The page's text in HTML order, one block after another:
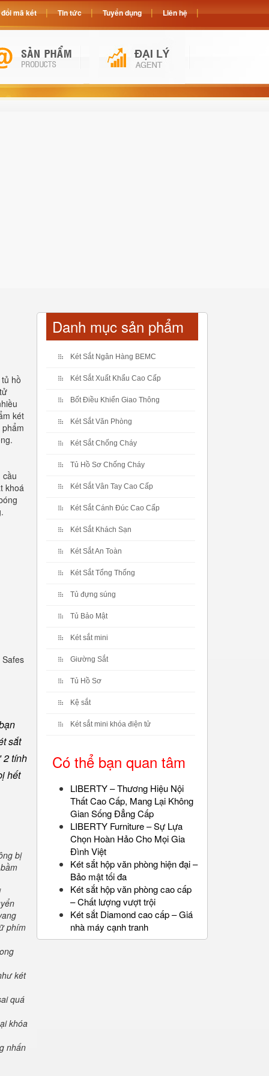
hồ
két
cầu
khoá
sắt
2 tính
hết
bị
phím
két
quá
khóa
nhấn
Danh mục sản phẩm
Két Sắt Ngân Hàng BEMC
Két Sắt Xuất Khẩu Cao Cấp
Bốt Điều Khiển Giao Thông
Két Sắt Văn Phòng
Két Sắt Chống Cháy
Tủ Hồ Sơ Chống Cháy
Két Sắt Vân Tay Cao Cấp
Két Sắt Cánh Đúc Cao Cấp
Két Sắt Khách Sạn
Két Sắt An Toàn
Két Sắt Tổng Thống
Tủ đựng súng
Tủ Bảo Mật
Két sắt mini
Giường Sắt
Tủ Hồ Sơ
Kệ sắt
Két sắt mini khóa điện tử
Có thể bạn quan tâm
LIBERTY – Thương Hiệu Nội
Thất Cao Cấp, Mang Lại Không
Gian Sống Đẳng Cấp
LIBERTY Furniture – Sự Lựa
Chọn Hoàn Hảo Cho Mọi Gia
Đình Việt
Két sắt hộp văn phòng hiện đại –
Bảo mật tối đa
Két sắt hộp văn phòng cao cấp
– Chất lượng vượt trội
Két sắt Diamond cao cấp – Giá
nhà máy cạnh tranh
mã két Tin tức Tuyển dụng Liên hệ